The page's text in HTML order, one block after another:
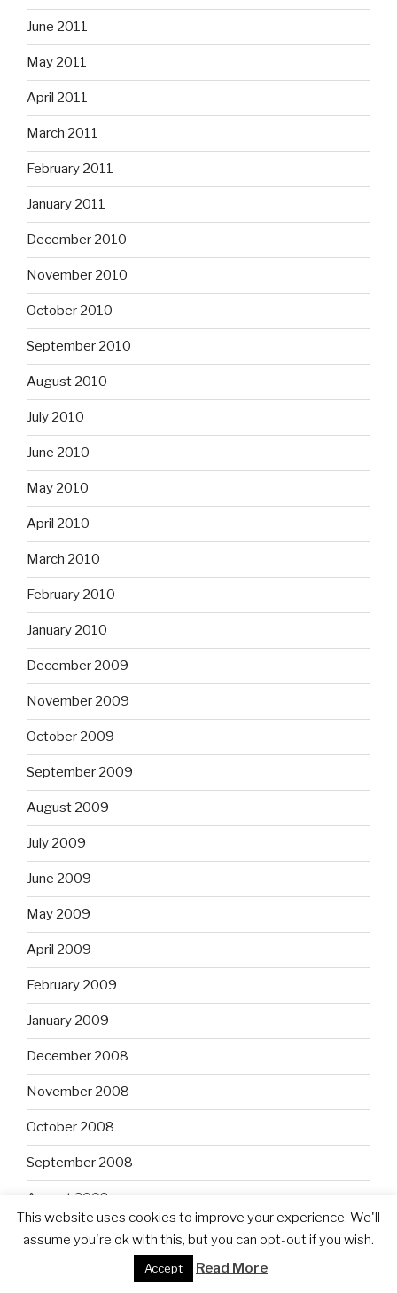
June 2011
May 2011
April 2011
March 2011
February 2011
January 2011
December 2010
November 2010
October 2010
September 2010
August 2010
July 2010
June 2010
May 2010
April 2010
March 2010
February 2010
January 2010
December 2009
November 2009
October 2009
September 2009
August 2009
July 2009
June 2009
May 2009
April 2009
February 2009
January 2009
December 2008
November 2008
October 2008
September 2008
August 2008
July 2008
This website uses cookies to improve your experience. We'll
assume you're ok with this, but you can opt-out if you wish.
Accept Read More